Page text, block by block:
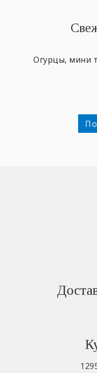
Огурцы, мини